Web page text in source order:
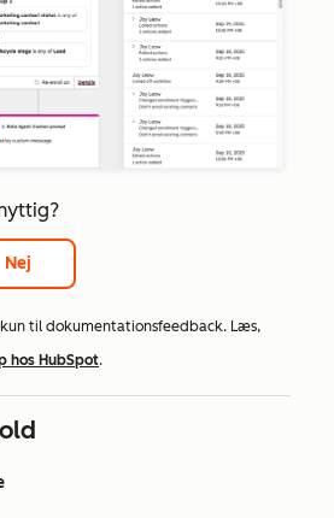
Nej
til dokumentationsfeedback. Læs,
hos HubSpot.